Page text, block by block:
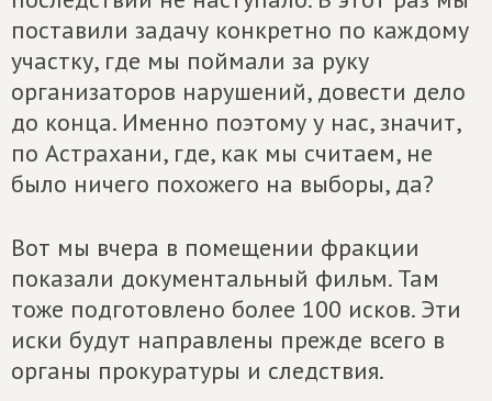
поставили задачу конкретно по каждому
участку, где мы поймали за руку
организаторов нарушений, довести дело
до конца. Именно поэтому у нас, значит,
по Астрахани, где, как мы считаем, не
было ничего похожего на выборы, да?
Вот мы вчера в помещении фракции
показали документальный фильм. Там
тоже подготовлено более 100 исков. Эти
иски будут направлены прежде всего в
органы прокуратуры и следствия.